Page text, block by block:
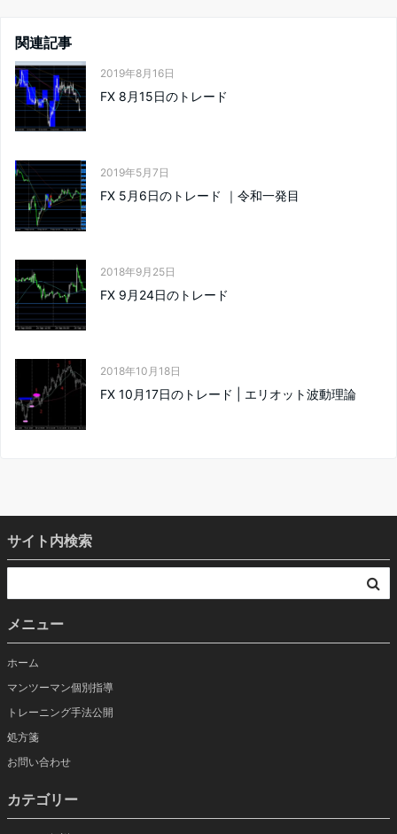
関連記事
2019年8月16日
FX 8月15日のトレード
2019年5月7日
FX 5月6日のトレード ｜令和一発目
2018年9月25日
FX 9月24日のトレード
2018年10月18日
FX 10月17日のトレード | エリオット波動理論
サイト内検索
メニュー
ホーム
マンツーマン個別指導
トレーニング手法公開
処方箋
お問い合わせ
カテゴリー